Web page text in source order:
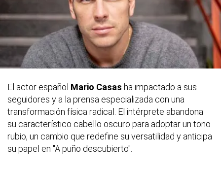
El actor español Mario Casas ha impactado a sus
seguidores y a la prensa especializada con una
transformación física radical. El intérprete abandona
su característico cabello oscuro para adoptar un tono
rubio, un cambio que redefine su versatilidad y anticipa
su papel en "A puño descubierto".